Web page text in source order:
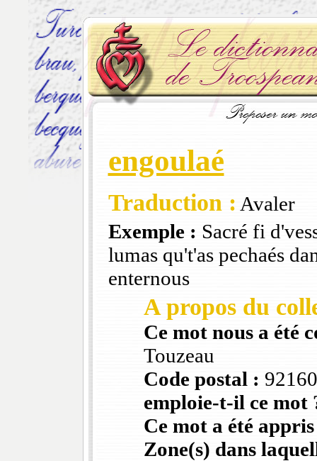
engoulaé
Traduction : Avaler
Exemple : Sacré fi
lumas qu't'as pechaés
enternous
A propos du
Ce mot nous a été
Touzeau
Code postal :
emploie-t-il ce mot
Ce mot a été
Zone(s) dans